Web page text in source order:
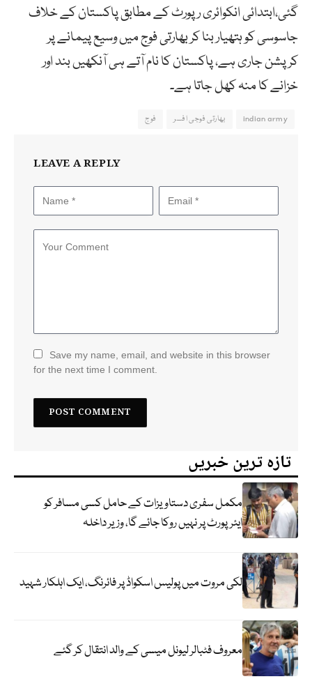
گئی،ابتدائی انکوائری رپورٹ کے مطابق پاکستان کے خلاف
جاسوسی کو ہتھیار بنا کر بھارتی فوج میں وسیع پیمانے پر
کرپشن جاری ہے، پاکستان کا نام آتے ہی آنکھیں بند اور
خزانے کا منہ کھل جاتا ہے۔
indian army بھارتی فوجی افسر فوج
LEAVE A REPLY
Save my name, email, and website in this browser
for the next time I comment.
تازہ ترین خبریں
مکمل سفری دستاویزات کے حامل کسی مسافر کو
ایئرپورٹ پر نہیں روکا جائے گا، وزیر داخلہ
لکی مروت میں پولیس اسکواڈ پر فائرنگ، ایک اہلکار شہید
معروف فٹبالر لیونل میسی کے والد انتقال کر گئے